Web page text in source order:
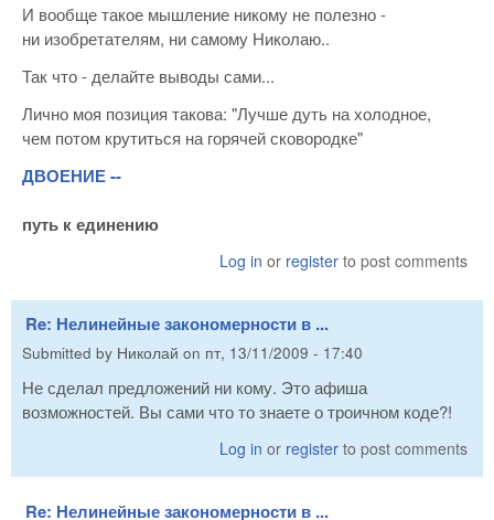
И вообще такое мышление никому не полезно -
ни изобретателям, ни самому Николаю..
Так что - делайте выводы сами...
Лично моя позиция такова: "Лучше дуть на холодное,
чем потом крутиться на горячей сковородке"
ДВОЕНИЕ --
путь к единению
Log in or register to post comments
Re: Нелинейные закономерности в ...
Submitted by Николай on пт, 13/11/2009 - 17:40
Не сделал предложений ни кому. Это афиша
возможностей. Вы сами что то знаете о троичном коде?!
Log in or register to post comments
Re: Нелинейные закономерности в ...